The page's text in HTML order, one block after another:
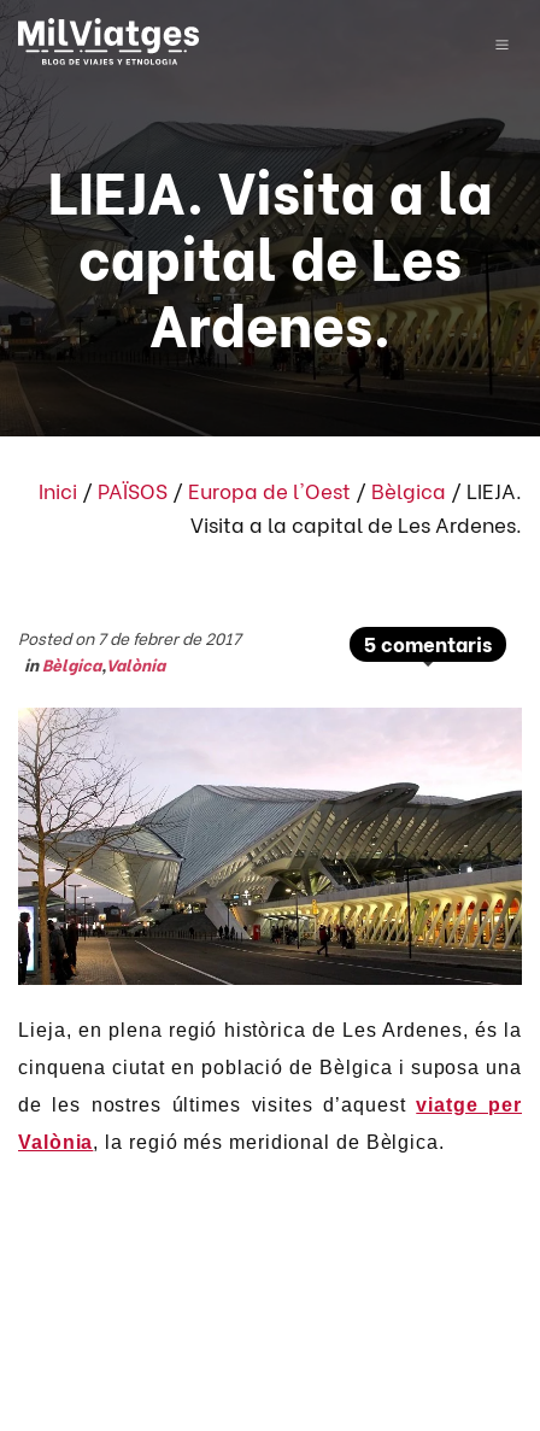
LIEJA. Visita a la
capital de Les
Ardenes.
Inici / PAÏSOS / Europa de l'Oest / Bèlgica / LIEJA.
Visita a la capital de Les Ardenes.
5 comentaris
Posted on 7 de febrer de 2017
inBèlgica,Valònia
Lieja, en plena regió històrica de Les Ardenes, és la
cinquena ciutat en població de Bèlgica i suposa una
de les nostres últimes visites d’aquestviatge per
Valònia, la regió més meridional de Bèlgica.